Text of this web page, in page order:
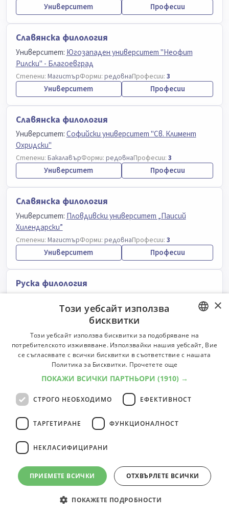
Университет Професии
Славянска филология
Университет: Югозападен университет "Неофит
Рилски" - Благоевград
Степени: МагистърФорми: редовнаПрофесии: 3
Университет Професии
Славянска филология
Университет:Софийски университет "Св. Климент
Охридски"
Степени: БакалавърФорми: редовнаПрофесии: 3
Университет Професии
Славянска филология
Университет: Пловдивски университет „Паисий
Хилендарски”
Степени: МагистърФорми: редовнаПрофесии: 3
Университет Професии
Руска филология
Константин Преславски"
Форми:редовна, задочна
Университет Професии
Руска филология
Университет:Софийски университет "Св. Климент
Охридски"
Степени: БакалавърФорми:редовнаПрофесии: 3
Университет
31специалности 1
© 2000-2026 ФБО. Всички права запазени.
BULGARIAN
ENGLISH
×
Този уебсайт използва
бисквитки
Този уебсайт използва бисквитки за подобряване на
потребителското изживяване. Използвайки нашия уебсайт, Вие
се съгласявате с всички бисквитки в съответствие с нашата
Политика за Бисквитки. Прочетете още
ПОКАЖИ ВСИЧКИ ПАРТНЬОРИ (1910) →
СТРОГО НЕОБХОДИМО ЕФЕКТИВНОСТ
ТАРГЕТИРАНЕ ФУНКЦИОНАЛНОСТ
НЕКЛАСИФИЦИРАНИ
ПРИЕМЕТЕ ВСИЧКИ ОТХВЪРЛЕТЕ ВСИЧКИ
ПОКАЖЕТЕ ПОДРОБНОСТИ